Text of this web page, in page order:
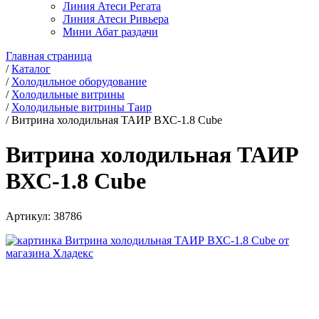
Линия Атеси Регата
Линия Атеси Ривьера
Мини Абат раздачи
Главная страница
/Каталог
/ Холодильное оборудование
/ Холодильные витрины
/ Холодильные витрины Таир
/Витрина холодильная ТАИР ВХС-1.8 Cube
Витрина холодильная ТАИР
ВХС-1.8 Cube
Артикул: 38786